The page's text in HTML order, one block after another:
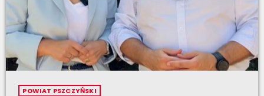
POWIAT PSZCZYŃSKI